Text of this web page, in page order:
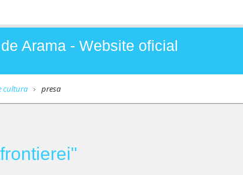
Arama - Website oficial
cultura presa